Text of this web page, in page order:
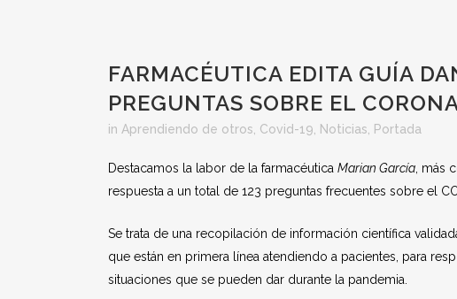
FARMACÉUTICA EDITA GUÍA
PREGUNTAS SOBRE EL
in Aprendiendo de otros Covid-19 Noticias Portada
Destacamos la labor de la farmacéutica Marian García , más
respuesta a un total de 123 preguntas frecuentes sobre el
Se trata de una recopilación de información científica
que están en primera línea atendiendo a pacientes, para
situaciones que se pueden dar durante la pandemia.